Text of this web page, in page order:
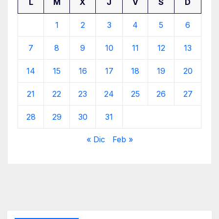
1 2 3 4 5 6
7 8 9 10 11 12 13
14 15 16 17 18 19 20
21 22 23 24 25 26 27
28 29 30 31
« Dic Feb »